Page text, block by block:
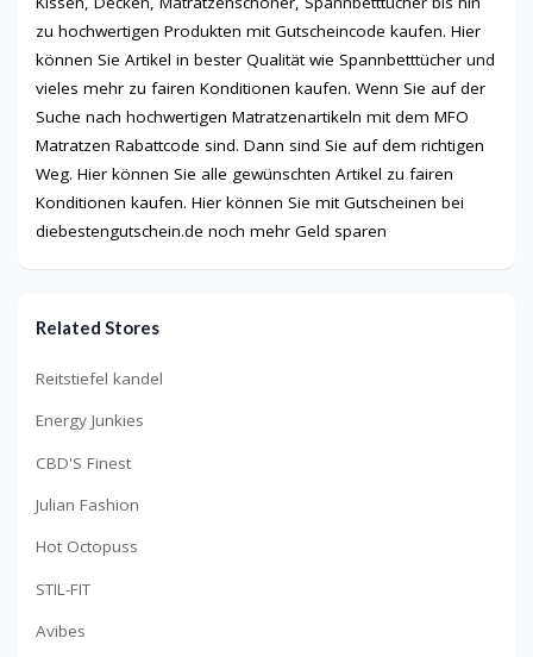
zu hochwertigen Produkten mit Gutscheincode kaufen. Hier
können Sie Artikel in bester Qualität wie Spannbetttücher und
vieles mehr zu fairen Konditionen kaufen. Wenn Sie auf der
Suche nach hochwertigen Matratzenartikeln mit dem MFO
Matratzen Rabattcode sind. Dann sind Sie auf dem richtigen
Weg. Hier können Sie alle gewünschten Artikel zu fairen
Konditionen kaufen. Hier können Sie mit Gutscheinen bei
diebestengutschein.de noch mehr Geld sparen
Related Stores
Reitstiefel kandel
Energy Junkies
CBD'S Finest
Julian Fashion
Hot Octopuss
STIL-FIT
Avibes